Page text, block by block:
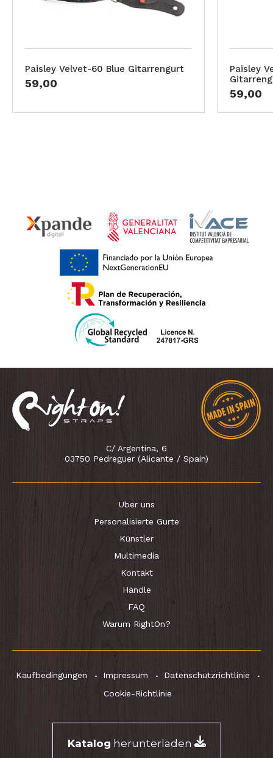
Paisley Velvet-60 Blue Gitarrengurt
59,00
Paisley
59,00
C/ Argentina, 6
03750 Pedreguer (Alicante / Spain)
Über uns
Personalisierte Gurte
Künstler
Multimedia
Kontakt
Händle
FAQ
Warum RightOn?
Kaufbedingungen Impressum
Datenschutzrichtlinie
Cookie-Richtlinie
Katalog herunterladen